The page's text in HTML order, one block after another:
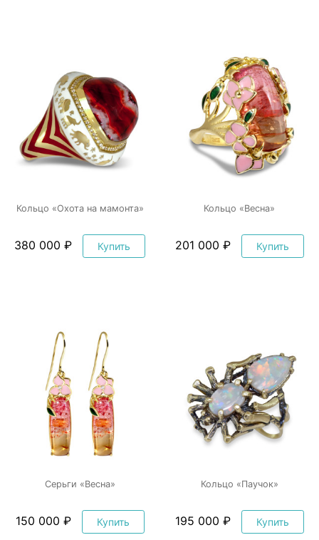
Кольцо «Охота на мамонта»
380 000 ₽ Купить
Кольцо «Весна»
201 000 ₽ Купить
Серьги «Весна»
150 000 ₽ Купить
Кольцо «Паучок»
195 000 ₽ Купить